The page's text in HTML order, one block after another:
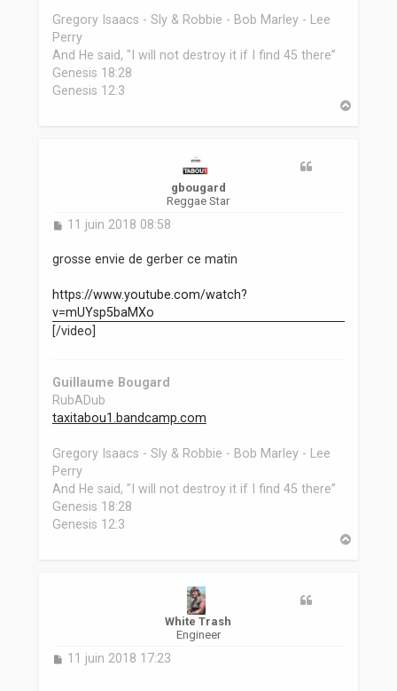
Gregory Isaacs - Sly & Robbie - Bob Marley - Lee
Perry
And He said, "I will not destroy it if I find 45 there”
Genesis 18:28
Genesis 12:3
gbougard
Reggae Star
M
s
g
e
11 juin 2018 08:58
grosse envie de gerber ce matin
https://www.youtube.com/watch?
v=mUYsp5baMXo
[/video]
Guillaume Bougard
RubADub
taxitabou1.bandcamp.com
Gregory Isaacs - Sly & Robbie - Bob Marley - Lee
Perry
And He said, "I will not destroy it if I find 45 there”
Genesis 18:28
Genesis 12:3
White Trash
Engineer
M11 juin 2018 17:23